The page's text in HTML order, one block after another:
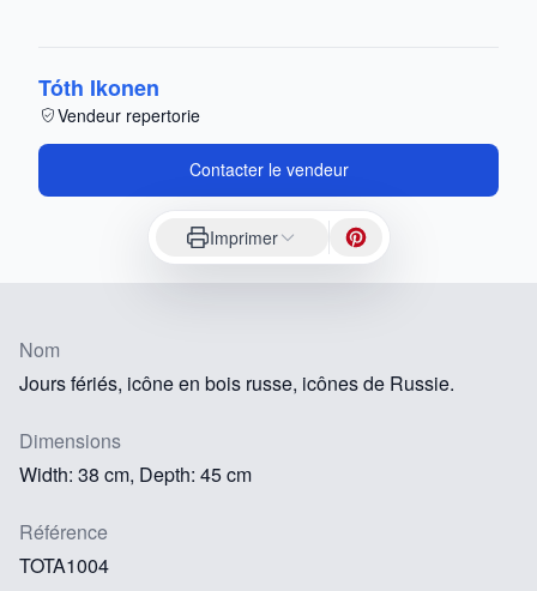
Tóth Ikonen
Vendeur repertorie
Contacter le vendeur
Imprimer
Nom
Jours fériés, icône en bois russe, icônes de Russie.
Dimensions
Width: 38 cm, Depth: 45 cm
Référence
TOTA1004